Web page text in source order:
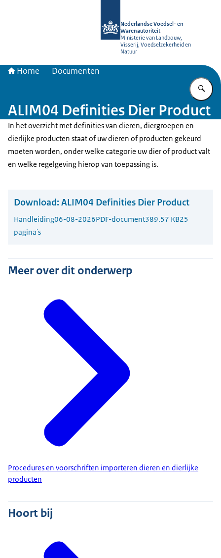
Nederlandse Voedsel- en
Warenautoriteit
Ministerie van Landbouw,
Visserij, Voedselzekerheid en
Natuur
Home Documenten
ALIM04 Definities Dier Product
In het overzicht met definities van dieren, diergroepen en
dierlijke producten staat of uw dieren of producten gekeurd
moeten worden, onder welke categorie uw dier of product valt
en welke regelgeving hierop van toepassing is.
Download: ALIM04 Definities Dier Product
Handleiding06-08-2026PDF-document389.57 KB25
pagina's
Meer over dit onderwerp
Procedures en voorschriften importeren dieren en dierlijke
producten
Hoort bij